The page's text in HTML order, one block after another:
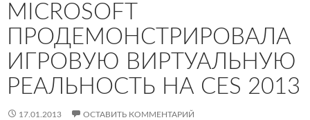
MICROSOFT
ПРОДЕМОНСТРИРОВАЛА
ИГРОВУЮ ВИРТУАЛЬНУЮ
РЕАЛЬНОСТЬ НА CES 2013
17.01.2013 ОСТАВИТЬ КОММЕНТАРИЙ